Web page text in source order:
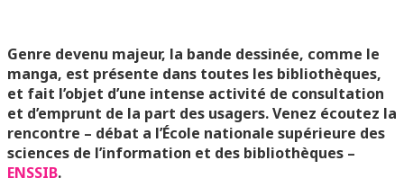
Genre devenu majeur, la bande dessinée, comme le
manga, est présente dans toutes les bibliothèques,
et fait l’objet d’une intense activité de consultation
et d’emprunt de la part des usagers. Venez écoutez la
rencontre – débat a l’École nationale supérieure des
sciences de l’information et des bibliothèques –
ENSSIB.